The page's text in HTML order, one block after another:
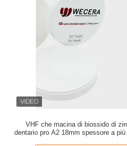
VHF che macina di biossido di
dentario pro A2 18mm spessore a più